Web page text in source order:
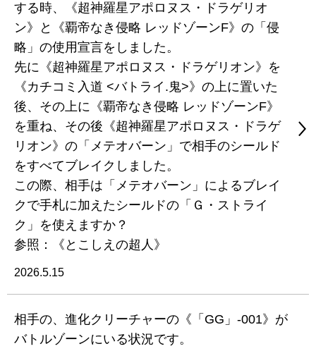
する時、《超神羅星アポロヌス・ドラゲリオ
ン》と《覇帝なき侵略 レッドゾーンF》の「侵
略」の使用宣言をしました。
先に《超神羅星アポロヌス・ドラゲリオン》を
《カチコミ入道 <バトライ.鬼>》の上に置いた
後、その上に《覇帝なき侵略 レッドゾーンF》
を重ね、その後《超神羅星アポロヌス・ドラゲ
リオン》の「メテオバーン」で相手のシールド
をすべてブレイクしました。
この際、相手は「メテオバーン」によるブレイ
クで手札に加えたシールドの「Ｇ・ストライ
ク」を使えますか？
参照：《とこしえの超人》
2026.5.15
相手の、進化クリーチャーの《「GG」-001》が
バトルゾーンにいる状況です。